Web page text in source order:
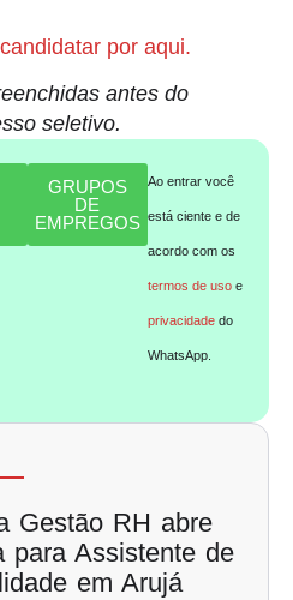
por aqui.
antes do
seletivo.
GRUPOS
DE
EMPREGOS
Ao entrar você
está ciente e de
acordo com os
termos de uso e
privacidade do
WhatsApp.
Gestão RH abre
para Assistente de
em Arujá